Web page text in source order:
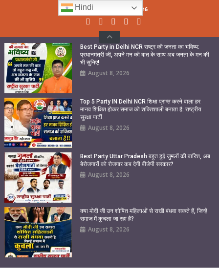
Sunday, August 09, 2026
Best Party in Delhi NCR राष्ट्र की जनता का भविष्य:
प्रधानमंत्री जी, अपने मन की बात के साथ अब जनता के मन की
भी सुनिए!
August 8, 2026
Top 5 Party IN Delhi NCR शिक्षा प्राप्त करने वाला हर
मानव शिक्षित होकर समाज को शक्तिशाली बनाता है: राष्ट्रीय
सुरक्षा पार्टी
August 8, 2026
Best Party Uttar Pradesh बहुत हुई जुमलों की बारिश, अब
बेरोजगारों को रोजगार कब देगी बीजेपी सरकार?
August 8, 2026
क्या मोदी जी उन शोषित महिलाओं से राखी बंधवा सकते हैं, जिन्हें
समाज में कुचला जा रहा है?
August 8, 2026
Hindi